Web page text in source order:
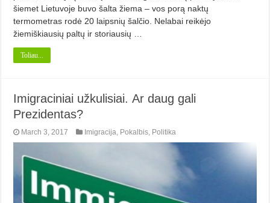
šiemet Lietuvoje buvo šalta žiema – vos porą naktų
termometras rodė 20 laipsnių šalčio. Nelabai reikėjo
žiemiškiausių paltų ir storiausių …
Toliau...
Imigraciniai užkulisiai. Ar daug gali
Prezidentas?
March 3, 2017 Imigracija Pokalbis Politika